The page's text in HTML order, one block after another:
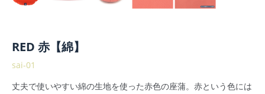
RED 赤【綿】
sai-01
丈夫で使いやすい綿の生地を使った赤色の座蒲。赤という色には